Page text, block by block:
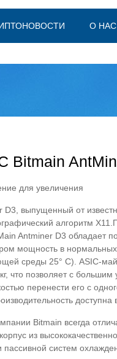
О НАС
Bitmain
для увеличения
выпущенный от
алгоритм
Antminer D3 обладает
мощность в
среды 25° C). ASIC-
что позволяет с
перенести его с
Bitmain всегда
из
пассивной систем